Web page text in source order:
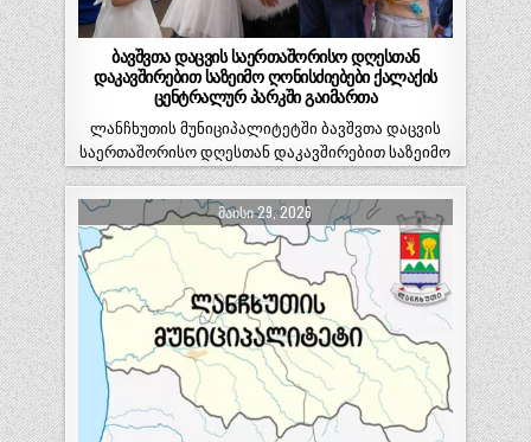
ბავშვთა დაცვის საერთაშორისო დღესთან
დაკავშირებით საზეიმო ღონისძიებები ქალაქის
ცენტრალურ პარკში გაიმართა
ლანჩხუთის მუნიციპალიტეტში ბავშვთა დაცვის
საერთაშორისო დღესთან დაკავშირებით საზეიმო
ღონისძიებები ქალაქის ცენტრალურ პარკში
გაიმართა. მოეწყო სამეცნიერო…
ᲛᲐᲘᲡᲘ 29, 2026